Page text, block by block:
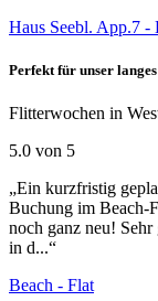
Haus Seebl. App.7 -
Perfekt für unser
Flitterwochen in
5.0 von 5
„Ein kurzfristig
Buchung im Beach-
noch ganz neu!
in d...“
Beach - Flat